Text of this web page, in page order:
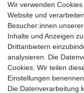
Versandkosten
Barrierefreiheit
Anleitungen
Vertrag widerrufen
PARTNER
Wir verwenden
Website und
Besucher:innen
Inhalte und Anzeigen
Drittanbietern
analysieren. Die
Cookies. Wir teilen
Einstellungen benennen.
Die Datenverarbeitung